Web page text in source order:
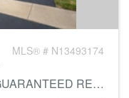
MLS® # N13493174
经纪公司: YOUR HOME SOLD GUARANTEED REALTY SPECIALISTS INC